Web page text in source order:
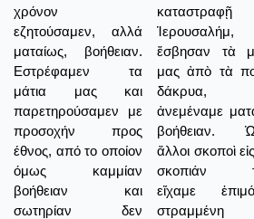
χρόνον
εζητούσαμεν, αλλά
ματαίως, βοήθειαν.
Εστρέφαμεν τα
μάτια μας και
παρετηρούσαμεν με
προσοχήν προς
έθνος, από το οποίον
όμως καμμίαν
βοήθειαν και
σωτηρίαν δεν
Ἱερουσαλήμ,
ἔσβησαν τὰ
μας ἀπὸ τὰ
δάκρυα,
ἀνεμέναμε
βοήθειαν.
ἄλλοι σκοποὶ
σκοπιάν
εἴχαμε
στραμμένη